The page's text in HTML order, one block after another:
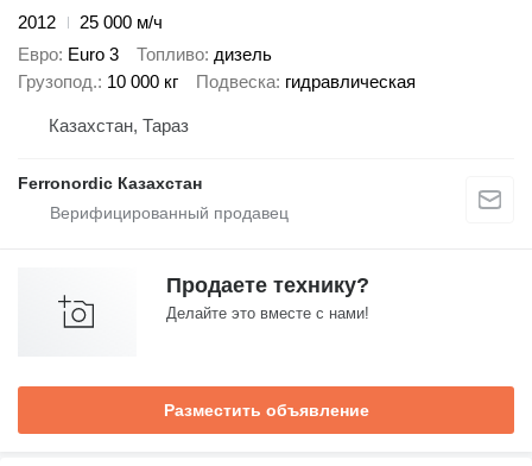
2012
25 000 м/ч
Евро Euro 3 Топливо дизель
Грузопод. 10 000 кг Подвеска гидравлическая
Казахстан, Тараз
Ferronordic Казахстан
Продаете технику?
Делайте это вместе с нами!
Разместить объявление